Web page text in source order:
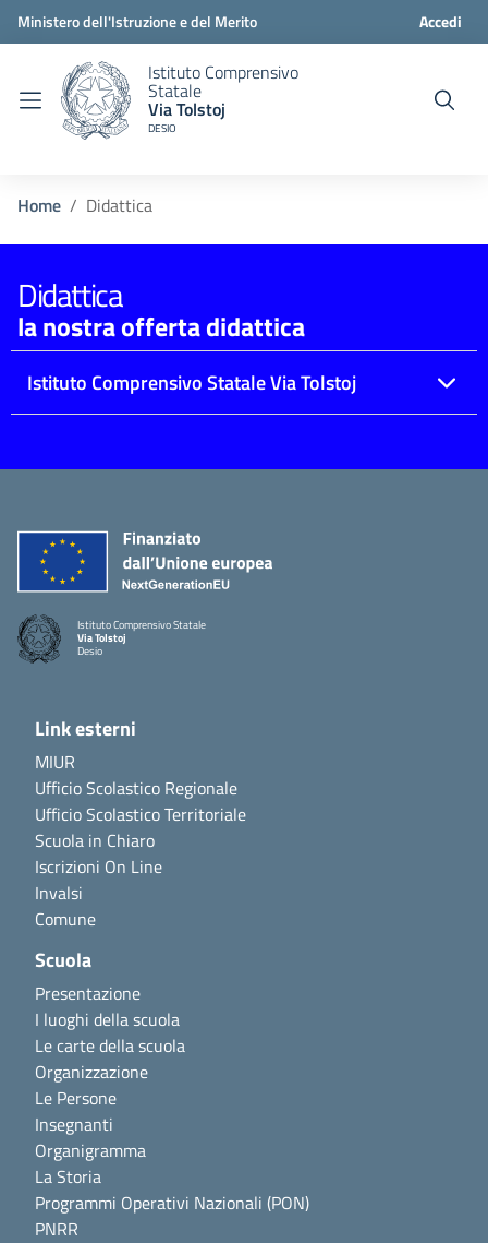
Ministero dell'Istruzione e del Merito Accedi
Istituto Comprensivo
Statale
Via Tolstoj
DESIO
Home Didattica
Didattica
la nostra offerta didattica
Istituto Comprensivo Statale Via Tolstoj
Istituto Comprensivo Statale
Via Tolstoj
Desio
Link esterni
MIUR
Ufficio Scolastico Regionale
Ufficio Scolastico Territoriale
Scuola in Chiaro
Iscrizioni On Line
Invalsi
Comune
Scuola
Presentazione
I luoghi della scuola
Le carte della scuola
Organizzazione
Le Persone
Insegnanti
Organigramma
La Storia
Programmi Operativi Nazionali (PON)
PNRR